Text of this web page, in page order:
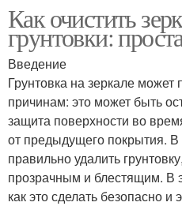
Как очистить
грунтовки:
Введение
Грунтовка на зеркале
причинам: это может быть
защита поверхности во
от предыдущего покрытия.
правильно удалить
прозрачным и блестящим. В
как это сделать безопасно